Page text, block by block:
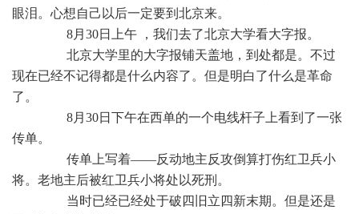
眼泪。心想自己以后一定要到北京来。
8月30日上午 ，我们去了北京大学看大字报。
北京大学里的大字报铺天盖地，到处都是。不过
现在已经不记得都是什么内容了。但是明白了什么是革命
了。
8月30日下午在西单的一个电线杆子上看到了一张
传单。
传单上写着——反动地主反攻倒算打伤红卫兵小
将。老地主后被红卫兵小将处以死刑。
当时已经已经处于破四旧立四新末期。但是还是